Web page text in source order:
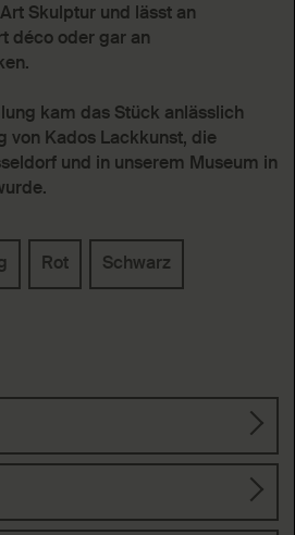
Skulptur und lässt an
déco oder gar an
kam das Stück anlässlich
von Kados Lackkunst, die
und in unserem Museum in
Rot Schwarz